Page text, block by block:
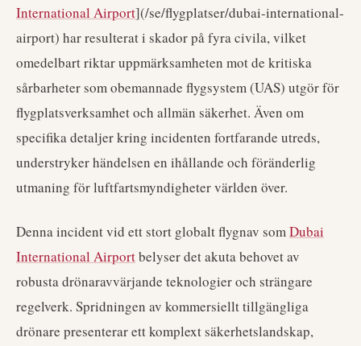
International Airport](/se/flygplatser/dubai-international-
airport) har resulterat i skador på fyra civila, vilket
omedelbart riktar uppmärksamheten mot de kritiska
sårbarheter som obemannade flygsystem (UAS) utgör för
flygplatsverksamhet och allmän säkerhet. Även om
specifika detaljer kring incidenten fortfarande utreds,
understryker händelsen en ihållande och föränderlig
utmaning för luftfartsmyndigheter världen över.
Denna incident vid ett stort globalt flygnav somDubai
International Airportbelyser det akuta behovet av
robusta drönaravvärjande teknologier och strängare
regelverk. Spridningen av kommersiellt tillgängliga
drönare presenterar ett komplext säkerhetslandskap,